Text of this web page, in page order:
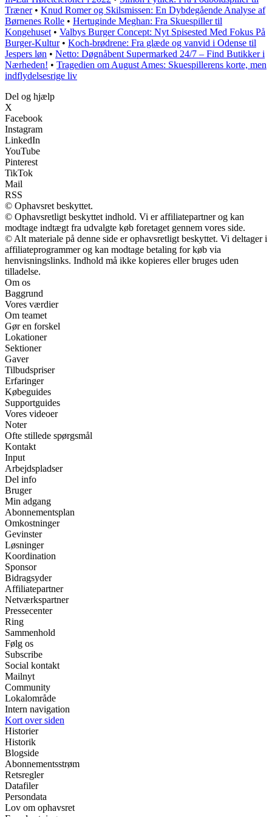
Træner• Knud Romer og Skilsmissen: En Dybdegående Analyse af
Børnenes Rolle • Hertuginde Meghan: Fra Skuespiller til
Kongehuset • Valbys Burger Concept: Nyt Spisested Med Fokus På
Burger-Kultur• Koch-brødrene: Fra glæde og vanvid i Odense til
Jespers løn • Netto: Døgnåbent Supermarked 24/7 – Find Butikker i
Nærheden! • Tragedien om August Ames: Skuespillerens korte, men
indflydelsesrige liv
Del og hjælp
X
Facebook
Instagram
LinkedIn
YouTube
Pinterest
TikTok
Mail
RSS
© Ophavsret beskyttet.
© Ophavsretligt beskyttet indhold. Vi er affiliatepartner og kan
modtage indtægt fra udvalgte køb foretaget gennem vores side.
© Alt materiale på denne side er ophavsretligt beskyttet. Vi deltager i
affiliateprogrammer og kan modtage betaling for køb via
henvisningslinks. Indhold må ikke kopieres eller bruges uden
tilladelse.
Om os
Baggrund
Vores værdier
Om teamet
Gør en forskel
Lokationer
Sektioner
Gaver
Tilbudspriser
Erfaringer
Købeguides
Supportguides
Vores videoer
Noter
Ofte stillede spørgsmål
Kontakt
Input
Arbejdspladser
Del info
Bruger
Min adgang
Abonnementsplan
Omkostninger
Gevinster
Løsninger
Koordination
Sponsor
Bidragsyder
Affiliatepartner
Netværkspartner
Pressecenter
Ring
Sammenhold
Følg os
Subscribe
Social kontakt
Mailnyt
Community
Lokalområde
Intern navigation
Kort over siden
Historier
Historik
Blogside
Abonnementsstrøm
Retsregler
Datafiler
Persondata
Lov om ophavsret